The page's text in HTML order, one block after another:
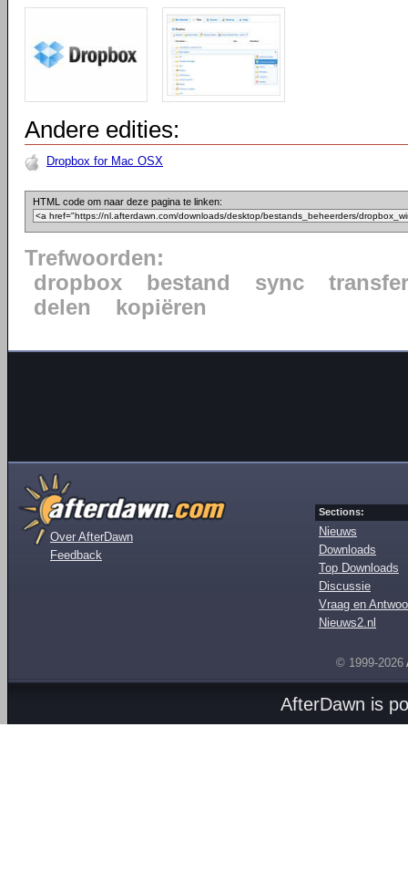
Andere edities:
Dropbox for Mac OSX
HTML code om naar deze pagina te linken:
Trefwoorden:
dropbox
bestand sync
transfer
delen
kopiëren
Over AfterDawn
Feedback
Sections:
Nieuws
Downloads
Top Downloads
Discussie
Vraag en
Nieuws2.nl
© 1999-2026
AfterDawn is